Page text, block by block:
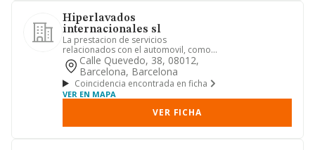
Hiperlavados
internacionales sl
La prestacion de servicios
relacionados con el automovil, como
lavado, engrase y talleres mecanicos.
Calle Quevedo, 38, 08012,
Barcelona, Barcelona
Coincidencia encontrada en ficha
VER EN MAPA
VER FICHA